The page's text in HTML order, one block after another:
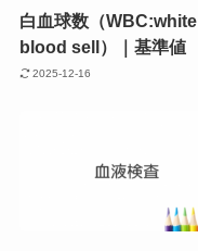
白血球数（WBC:white
blood sell）｜基準値
2025-12-16